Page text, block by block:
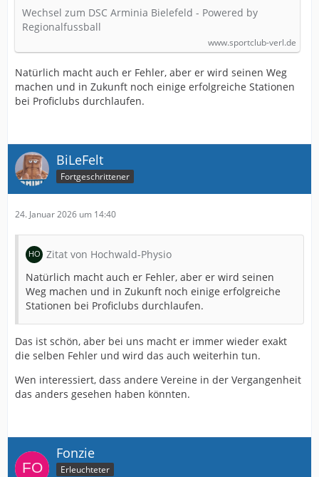
Wechsel zum DSC Arminia Bielefeld - Powered by
Regionalfussball
www.sportclub-verl.de
Natürlich macht auch er Fehler, aber er wird seinen Weg
machen und in Zukunft noch einige erfolgreiche Stationen
bei Proficlubs durchlaufen.
BiLeFelt
Fortgeschrittener
24. Januar 2026 um 14:40
Zitat von Hochwald-Physio
Natürlich macht auch er Fehler, aber er wird seinen
Weg machen und in Zukunft noch einige erfolgreiche
Stationen bei Proficlubs durchlaufen.
Das ist schön, aber bei uns macht er immer wieder exakt
die selben Fehler und wird das auch weiterhin tun.
Wen interessiert, dass andere Vereine in der Vergangenheit
das anders gesehen haben könnten.
Fonzie
Erleuchteter